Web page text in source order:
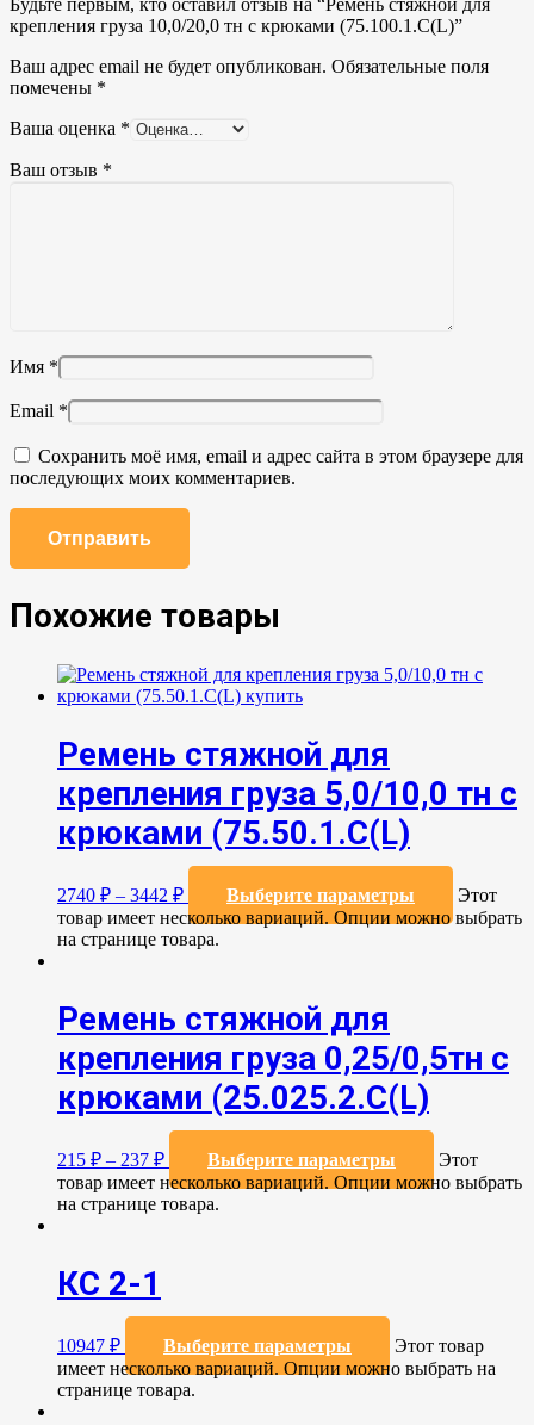
крепления груза 10,0/20,0 тн с крюками (75.100.1.C(L)”
Ваш адрес email не будет опубликован. Обязательные поля
помечены *
Ваша оценка *
Ваш отзыв *
Имя *
Email *
Сохранить моё имя, email и адрес сайта в этом браузере для
последующих моих комментариев.
Похожие товары
Ремень стяжной для
крепления груза 5,0/10,0 тн с
крюками (75.50.1.C(L)
2740 ₽ – 3442 ₽ Выберите параметры
Этот
товар имеет несколько вариаций. Опции можно выбрать
на странице товара.
Ремень стяжной для
крепления груза 0,25/0,5тн с
крюками (25.025.2.С(L)
215 ₽ – 237 ₽ Выберите параметры
Этот
товар имеет несколько вариаций. Опции можно выбрать
на странице товара.
КС 2-1
10947 ₽ Выберите параметры
Этот товар
имеет несколько вариаций. Опции можно выбрать на
странице товара.